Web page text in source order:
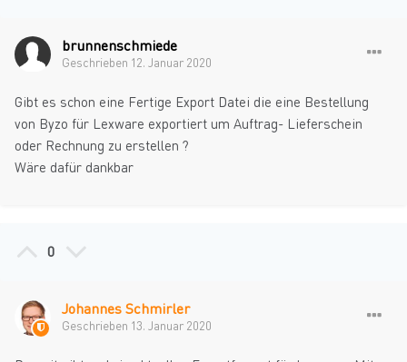
brunnenschmiede
Geschrieben 12. Januar 2020
Gibt es schon eine Fertige Export Datei die eine Bestellung
von Byzo für Lexware exportiert um Auftrag- Lieferschein
oder Rechnung zu erstellen ?
Wäre dafür dankbar
0
Johannes Schmirler
Geschrieben 13. Januar 2020